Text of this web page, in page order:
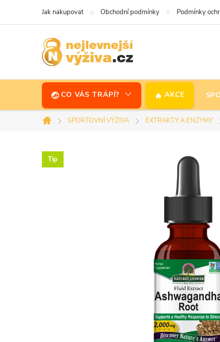
Jak nakupovat Obchodní podmínky Podmínky
CO VÁS TRÁPÍ? AKCE
Domů
SPORTOVNÍ VÝŽIVA EXTRAKTY A ENZYMY
Tip